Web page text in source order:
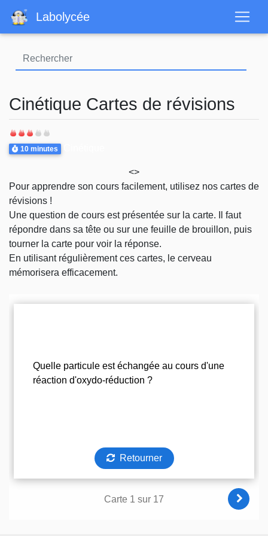
contenu
Labolycée
Cinétique Cartes de révisions
Difficulté
Durée
10 minutes
<>
Pour apprendre son cours facilement, utilisez nos cartes de
révisions !
Une question de cours est présentée sur la carte. Il faut
répondre dans sa tête ou sur une feuille de brouillon, puis
tourner la carte pour voir la réponse.
En utilisant régulièrement ces cartes, le cerveau
mémorisera efficacement.
Questions